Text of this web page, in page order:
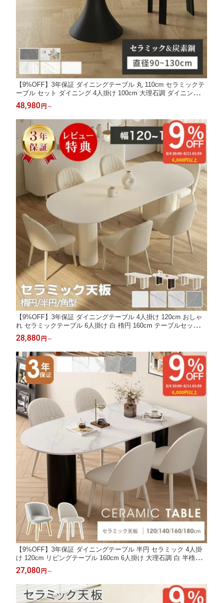
【9%OFF】3年保証 ダイニングテーブル 丸 110cm セラミックテ
ーブル セット ダイニング 4人掛け 100cm 大理石調 ダイニングテ
ーブルセット 120 単品 丸型 おしゃれ 白 130cm ダイニングセッ
ト 大理石風 食卓 カフェ風 マーブル風 ブラウン 北欧 円卓 食卓
金属脚
48,980 円 ～
【9%OFF】3年保証 ダイニングテーブル 4人掛け 120cm おしゃ
れ セラミックテーブル 6人掛け 白 楕円 160cm テーブルセット
半円 180cm 大理石風 単品 5点セット ホワイト 韓国風 北欧 食卓
テーブル 2人掛け 石目調 かわいい ins 高級 民泊 モダン ホテル
レストラン
28,880 円 ～
【9%OFF】3年保証 ダイニングテーブル 半円 セラミック 4人掛
け 120cm リビングテーブル 160cm 6人掛け 大理石調 白 半楕円 1
40cm 2人用 おしゃれ テーブル 北欧 大理石風 ホワイト 楕円 壁付
韓国風 食卓 ダイニングセット 単品 民泊 金属 カフェ風 3本足 ins
ホテル
27,080 円 ～